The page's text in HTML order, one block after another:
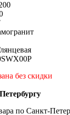
без скидки
по Санкт-